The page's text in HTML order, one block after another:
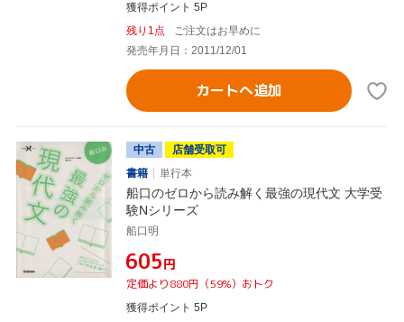
獲得ポイント 5P
残り1点
ご注文はお早めに
発売年月日：2011/12/01
カートへ追加
中古
店舗受取可
書籍
単行本
船口のゼロから読み解く最強の現代文 大学受
験Nシリーズ
船口明
¥605円
定価より880円（59%）おトク
獲得ポイント 5P